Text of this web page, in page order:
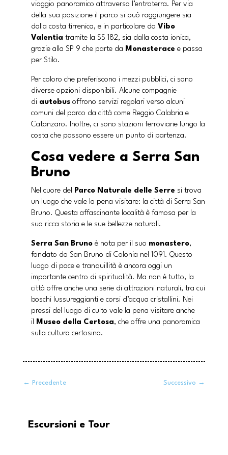
viaggio panoramico attraverso l’entroterra. Per via
della sua posizione il parco si può raggiungere sia
dalla costa tirrenica, e in particolare da Vibo
Valentia tramite la SS 182, sia dalla costa ionica,
grazie alla SP 9 che parte da Monasterace e passa
per Stilo.
Per coloro che preferiscono i mezzi pubblici, ci sono
diverse opzioni disponibili. Alcune compagnie
di autobusoffrono servizi regolari verso alcuni
comuni del parco da città come Reggio Calabria e
Catanzaro. Inoltre, ci sono stazioni ferroviarie lungo la
costa che possono essere un punto di partenza.
Cosa vedere a Serra San
Bruno
Nel cuore del Parco Naturale delle Serre si trova
un luogo che vale la pena visitare: la città di Serra San
Bruno. Questa affascinante località è famosa per la
sua ricca storia e le sue bellezze naturali.
Serra San Brunoè nota per il suo monastero,
fondato da San Bruno di Colonia nel 1091. Questo
luogo di pace e tranquillità è ancora oggi un
importante centro di spiritualità. Ma non è tutto, la
città offre anche una serie di attrazioni naturali, tra cui
boschi lussureggianti e corsi d’acqua cristallini. Nei
pressi del luogo di culto vale la pena visitare anche
il Museo della Certosa, che offre una panoramica
sulla cultura certosina.
← Precedente Successivo →
Escursioni e Tour